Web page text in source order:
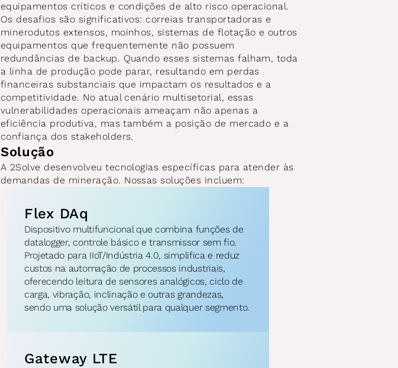
equipamentos críticos e condições de alto risco operacional.
Os desafios são significativos: correias transportadoras e
minerodutos extensos, moinhos, sistemas de flotação e outros
equipamentos que frequentemente não possuem
redundâncias de backup. Quando esses sistemas falham, toda
a linha de produção pode parar, resultando em perdas
financeiras substanciais que impactam os resultados e a
competitividade. No atual cenário multisetorial, essas
vulnerabilidades operacionais ameaçam não apenas a
eficiência produtiva, mas também a posição de mercado e a
confiança dos stakeholders.
Solução
A 2Solve desenvolveu tecnologias específicas para atender às
demandas de mineração. Nossas soluções incluem:
Flex DAq
Dispositivo multifuncional que combina funções de
datalogger, controle básico e transmissor sem fio.
Projetado para IIoT/Indústria 4.0, simplifica e reduz
custos na automação de processos industriais,
oferecendo leitura de sensores analógicos, ciclo de
carga, vibração, inclinação e outras grandezas,
sendo uma solução versátil para qualquer segmento.
Gateway LTE